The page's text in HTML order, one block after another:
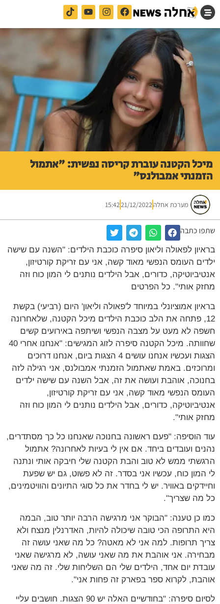
מיכל הקטנה עוברת קריסה נפשית: "אתמול
הזמנתי אמבולנס"
מערכת אחלה21/12/2022
15:42
שתפו כתבה
בראיון לפאולה וליאון סיפרה כוכבת הילדים: "השנה עם שישה
ילדים העומס הנפשי מאוד קשה, אני עם זריקת קורטיזון,
אנטיביוטיקה, כדורים, אבל הילדים נותנים לי המון כוח וזה
מחזק אותי". כל הפרטים
בראיון אמוציונלי במיוחד ל'פאולה וליאון' היום (רביעי) בקשת
12, פתחה את הלב כוכבת הילדים מיכל הקטנה, שלאחרונה
חשפה לא מעט על מצבה הנפשי ושיתפה באירועים קשים
שחוותה. מיכל הקטנה סיפרה לזוג המגישים: "אנחנו אחרי 40
הצגות ועכשיו אנחנו עושים 4 הצגות ביום, אנחנו דרוכים
ומרוכזים. באמת שאתמול הזמנתי אמבולנס, אני רגילה לזה
בחנוכה, אוהבת ועושה את זה, אבל השנה עם שישה ילדים
העומס הנפשי מאוד קשה, אני עם זריקת קורטיזון,
אנטיביוטיקה, כדורים, אבל הילדים נותנים לי המון כוח וזה
מחזק אותי".
עוד הוסיפה: "פעם ראשונה בחנוכה שאנחנו כל כך מסתדרים,
נהנים ועובדים ביחד. אם אין לי בעיות לאחרונה? אתמול
הרגשתי ממש לא טוב והבת הקטנה שלי חיבקה אותי ונתנה
לי המון כוח, עכשיו אני בסדר. זה לא פשוט, גם יש שפעת
וחיידקים באוויר. יש לי בחדר את כל סוגי התיונים והוויטמינים,
כל מה שצריך".
כמו כן טענה: "הבוקר אני מרגישה הרבה יותר טוב, הבמה
היא התרופה הכי טובה שיכולה להיות, האדרנלין מנצח ולא
צריך תרופות. למה אני לא מאטה? כל מה שאני עושה זה
מבחירה. אני אוהבת את מה שאני עושה, לא מרגישה שאני
עובדת יום אחד, הילדים שלי הם השליחות שלי. זה מה שאני
אוהבת, לקרוא ספר בפארק זה פחות אני".
לסיום סיפרה: "בחודשיים האלה יש 90 הצגות. חושבים עליי